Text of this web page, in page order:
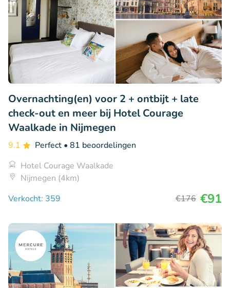
Overnachting(en) voor 2 + ontbijt + late
check-out en meer bij Hotel Courage
Waalkade in Nijmegen
9.1 Perfect • 81 beoordelingen
Hotel Courage Waalkade
Nijmegen (4km)
Verkocht: 359
€176 €91